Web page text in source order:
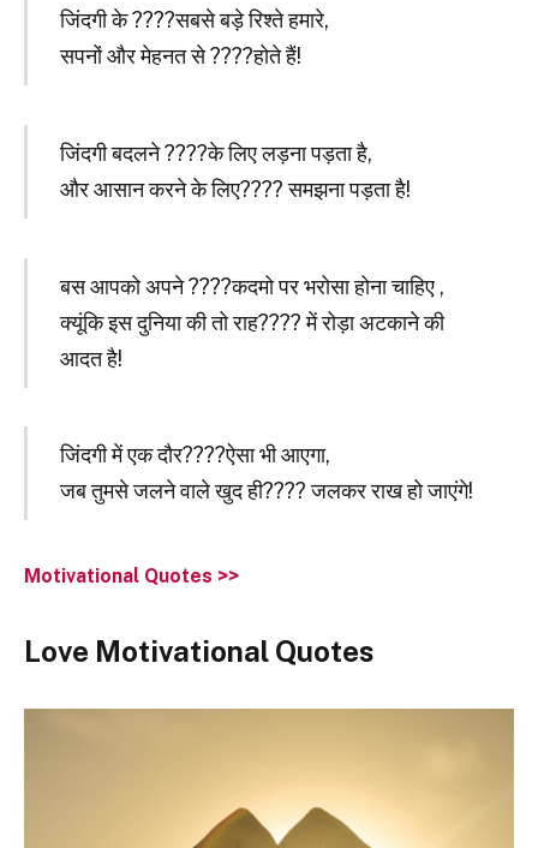
जिंदगी के ????सबसे बड़े रिश्ते हमारे,
सपनों और मेहनत से ????होते हैं!
जिंदगी बदलने ????के लिए लड़ना पड़ता है,
और आसान करने के लिए???? समझना पड़ता है!
बस आपको अपने ????कदमो पर भरोसा होना चाहिए ,
क्यूंकि इस दुनिया की तो राह???? में रोड़ा अटकाने की
आदत है!
जिंदगी में एक दौर????ऐसा भी आएगा,
जब तुमसे जलने वाले खुद ही???? जलकर राख हो जाएंगे!
Motivational Quotes >>
Love Motivational Quotes